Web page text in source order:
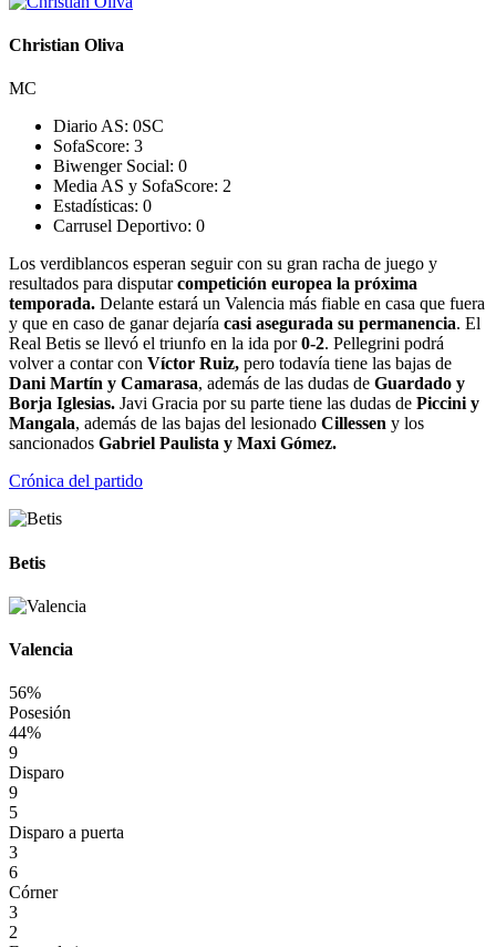
Christian Oliva
MC
Diario AS: 0SC
SofaScore: 3
Biwenger Social: 0
Media AS y SofaScore: 2
Estadísticas: 0
Carrusel Deportivo: 0
Los verdiblancos esperan seguir con su gran racha de juego y
resultados para disputarcompetición europea la próxima
temporada. Delante estará un Valencia más fiable en casa que fuera
y que en caso de ganar dejaría casi asegurada su permanencia. El
Real Betis se llevó el triunfo en la ida por0-2. Pellegrini podrá
volver a contar con Víctor Ruiz, pero todavía tiene las bajas de
Dani Martín y Camarasa, además de las dudas de Guardado y
Borja Iglesias. Javi Gracia por su parte tiene las dudas de Piccini y
Mangala, además de las bajas del lesionado Cillessen y los
sancionados Gabriel Paulista y Maxi Gómez.
Crónica del partido
Betis
Valencia
56%
Posesión
44%
9
Disparo
9
5
Disparo a puerta
3
6
Córner
3
2